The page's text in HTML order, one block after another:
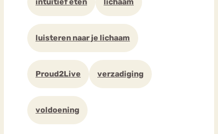
luisteren naar je lichaam
Proud2Live verzadiging
voldoening